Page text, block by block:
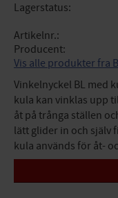
Lagerstatus
Artikelnr.
Producent
Vis alle produkter fra
Vinkelnyckel BL med
kula kan vinklas upp
åt på trånga ställen
lätt glider in och själv
kula används för åt-
behövs. Längd